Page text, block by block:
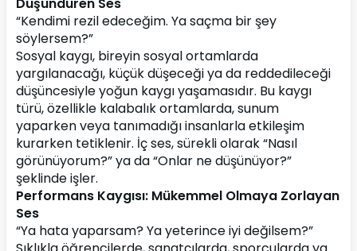
“Kendimi rezil edeceğim. Ya saçma bir şey
söylersem?”
Sosyal kaygı, bireyin sosyal ortamlarda
yargılanacağı, küçük düşeceği ya da reddedileceği
düşüncesiyle yoğun kaygı yaşamasıdır. Bu kaygı
türü, özellikle kalabalık ortamlarda, sunum
yaparken veya tanımadığı insanlarla etkileşim
kurarken tetiklenir. İç ses, sürekli olarak “Nasıl
görünüyorum?” ya da “Onlar ne düşünüyor?”
şeklinde işler.
Performans Kaygısı: Mükemmel Olmaya Zorlayan
Ses
“Ya hata yaparsam? Ya yeterince iyi değilsem?”